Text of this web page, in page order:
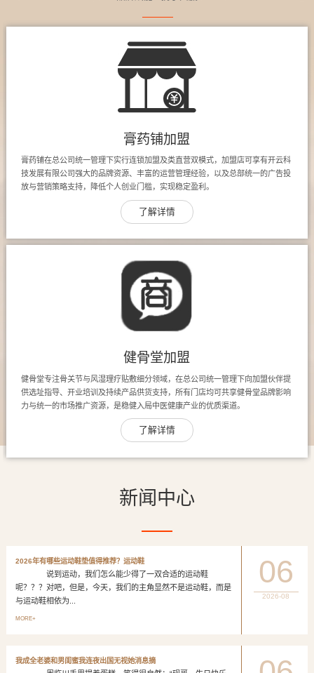
膏药铺加盟
膏药铺在总公司统一管理下实行连锁加盟及类直营双模式，加盟店可享有开云科
技发展有限公司强大的品牌资源、丰富的运营管理经验，以及总部统一的广告投
放与营销策略支持，降低个人创业门槛，实现稳定盈利。
了解详情
健骨堂加盟
健骨堂专注骨关节与风湿理疗贴敷细分领域，在总公司统一管理下向加盟伙伴提
供选址指导、开业培训及持续产品供货支持，所有门店均可共享健骨堂品牌影响
力与统一的市场推广资源，是稳健入局中医健康产业的优质渠道。
了解详情
新闻中心
2026年有哪些运动鞋垫值得推荐？运动鞋
说到运动，我们怎么能少得了一双合适的运动鞋
呢？？？对吧，但是，今天，我们的主角显然不是运动鞋，而是
与运动鞋相依为...
MORE+
06
2026-08
我成全老婆和男闺蜜我连夜出国无视她消息摘